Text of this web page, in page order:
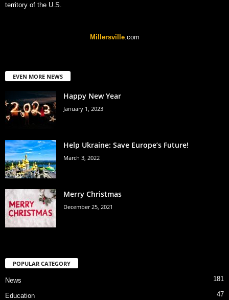
territory of the U.S.
Millersville.com
EVEN MORE NEWS
Happy New Year
January 1, 2023
Help Ukraine: Save Europe’s Future!
March 3, 2022
Merry Christmas
December 25, 2021
POPULAR CATEGORY
News 181
Education 47